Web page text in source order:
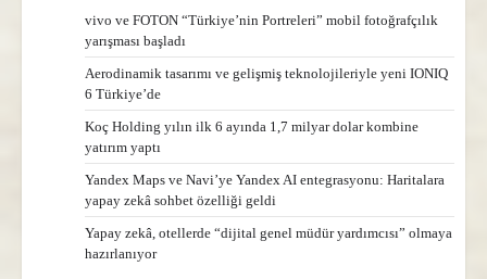
vivo ve FOTON “Türkiye’nin Portreleri” mobil fotoğrafçılık
yarışması başladı
Aerodinamik tasarımı ve gelişmiş teknolojileriyle yeni IONIQ
6 Türkiye’de
Koç Holding yılın ilk 6 ayında 1,7 milyar dolar kombine
yatırım yaptı
Yandex Maps ve Navi’ye Yandex AI entegrasyonu: Haritalara
yapay zekâ sohbet özelliği geldi
Yapay zekâ, otellerde “dijital genel müdür yardımcısı” olmaya
hazırlanıyor